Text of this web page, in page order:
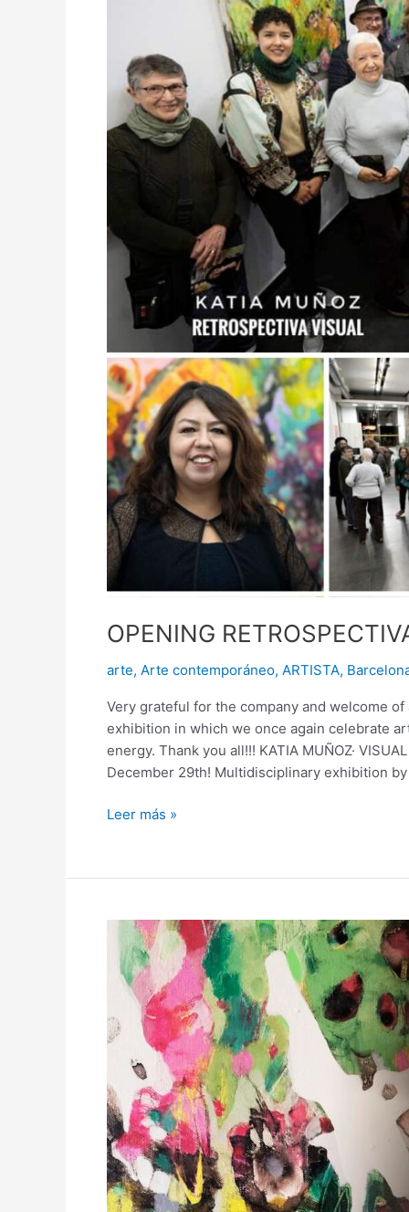
OPENING
arte, Arte contemporáneo, ARTISTA,
Very grateful for the company and welcome
exhibition in which we once again celebrate
energy. Thank you all!!! KATIA MUÑOZ·
December 29th! Multidisciplinary exhibition
Leer más »
RETROSPECTIVA
VISUAL
BARCELONA